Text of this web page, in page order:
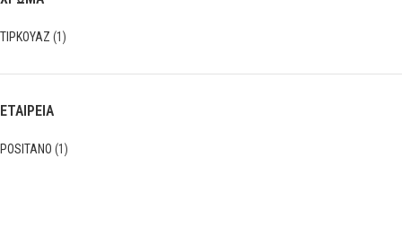
ΤΙΡΚΟΥΑΖ (1)
ΕΤΑΙΡΕΙΑ
POSITANO (1)